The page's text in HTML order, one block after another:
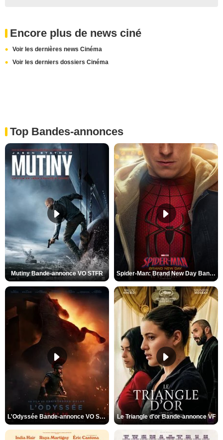
Encore plus de news ciné
Voir les dernières news Cinéma
Voir les derniers dossiers Cinéma
Top Bandes-annonces
Mutiny Bande-annonce VO STFR Spider-Man: Brand New Day Bande-annonce VO STFR
L'Odyssée Bande-annonce VO STFR Le Triangle d'or Bande-annonce VF